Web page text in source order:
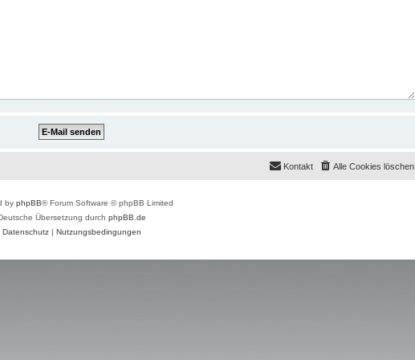
Alle Cookies löschen
Kontakt
by phpBB® Forum Software © phpBB Limited
Übersetzung durch phpBB.de
Datenschutz| Nutzungsbedingungen